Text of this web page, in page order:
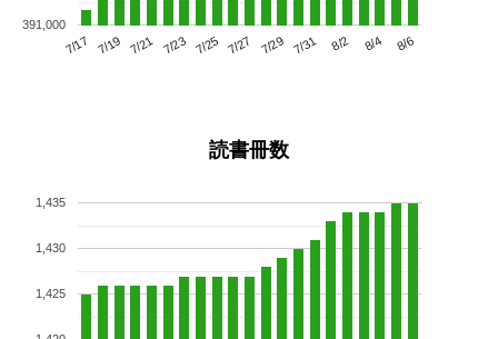
7/17 7/19 7/21 7/23 7/25 7/27 7/29 7/31 8/2 8/4 8/6
391,000
読書冊数
1,425
1,430
1,435